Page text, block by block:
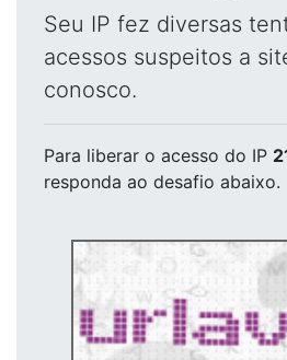
Seu IP fez diversas
acessos suspeitos a
conosco.
Para liberar o acesso do IP
responda ao desafio abaixo.